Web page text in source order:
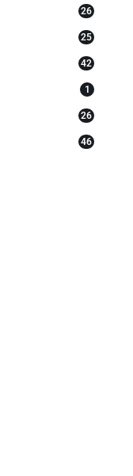
26
25
42
1
26
46